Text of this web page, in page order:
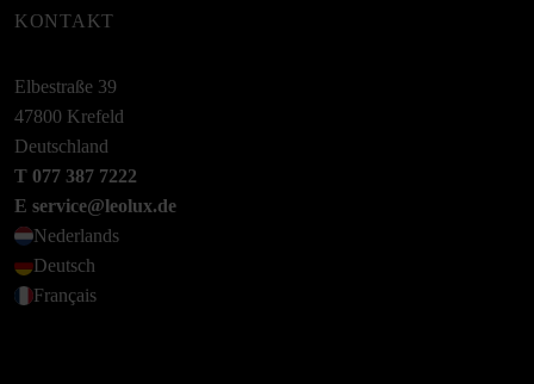
KONTAKT
Elbestraße 39
47800 Krefeld
Deutschland
T 077 387 7222
E service@leolux.de
Nederlands
Deutsch
Français